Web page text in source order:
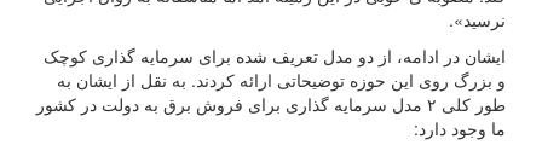
نرسید».
ایشان در ادامه، از دو مدل تعریف شده برای سرمایه گذاری کوچک
و بزرگ روی این حوزه توضیحاتی ارائه کردند. به نقل از ایشان به
طور کلی ۲ مدل سرمایه گذاری برای فروش برق به دولت در کشور
ما وجود دارد: